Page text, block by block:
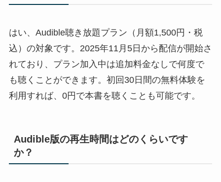
はい、Audible聴き放題プラン（月額1,500円・税
込）の対象です。2025年11月5日から配信が開始さ
れており、プラン加入中は追加料金なしで何度で
も聴くことができます。初回30日間の無料体験を
利用すれば、0円で本書を聴くことも可能です。
Audible版の再生時間はどのくらいです
か？